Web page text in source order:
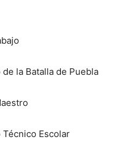
la Batalla de Puebla
Técnico Escolar